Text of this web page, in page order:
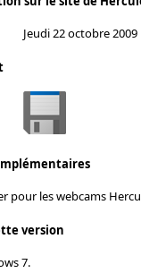
Jeudi 22 octobre 2009
pour les webcams
version
7.